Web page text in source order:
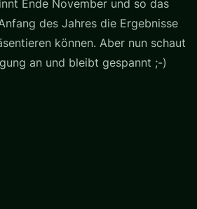
Ende November und so das
des Jahres die Ergebnisse
können. Aber nun schaut
an und bleibt gespannt ;-)